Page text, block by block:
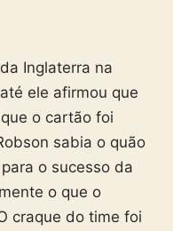
Inglaterra na
ele afirmou que
o cartão foi
sabia o quão
o sucesso da
o que o
craque do time foi